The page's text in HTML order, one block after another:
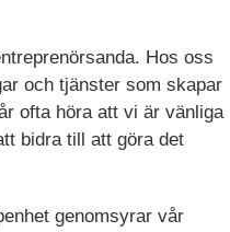
Hos oss
och tjänster som skapar
ofta höra att vi är vänliga
bidra till att göra det
genomsyrar vår